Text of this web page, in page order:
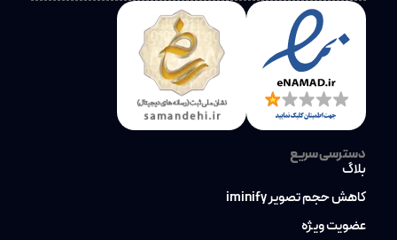
دسترسی سریع
بلاگ
کاهش حجم تصویر iminify
عضویت ویژه